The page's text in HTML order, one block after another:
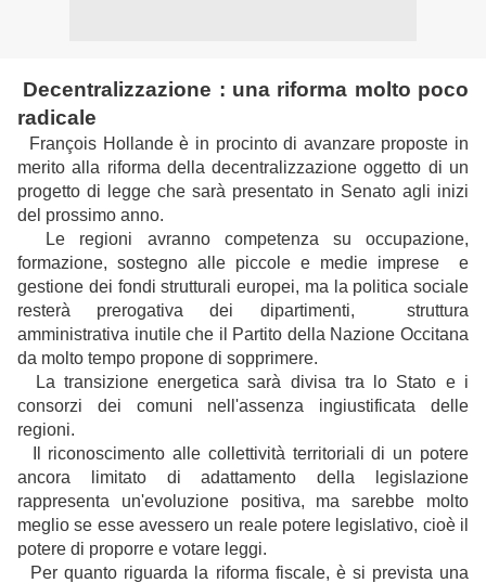
Decentralizzazione : una riforma molto poco
radicale
François Hollande è in procinto di avanzare proposte in
merito alla riforma della decentralizzazione oggetto di un
progetto di legge che sarà presentato in Senato agli inizi
del prossimo anno.
Le regioni avranno competenza su occupazione,
formazione, sostegno alle piccole e medie imprese e
gestione dei fondi strutturali europei, ma la politica sociale
resterà prerogativa dei dipartimenti, struttura
amministrativa inutile che il Partito della Nazione Occitana
da molto tempo propone di sopprimere.
La transizione energetica sarà divisa tra lo Stato e i
consorzi dei comuni nell'assenza ingiustificata delle
regioni.
Il riconoscimento alle collettività territoriali di un potere
ancora limitato di adattamento della legislazione
rappresenta un'evoluzione positiva, ma sarebbe molto
meglio se esse avessero un reale potere legislativo, cioè il
potere di proporre e votare leggi.
Per quanto riguarda la riforma fiscale, è si prevista una